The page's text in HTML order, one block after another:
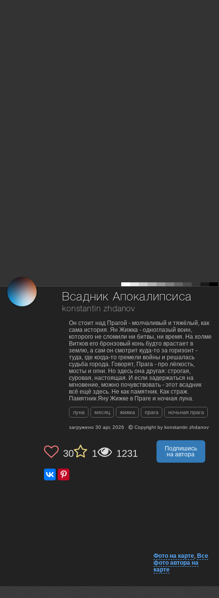
Всадник Апокалипсиса
konstantin zhdanov
Он стоит над Прагой - молчаливый и тяжёлый, как
сама история. Ян Жижка - одноглазый воин,
которого не сломили ни битвы, ни время. На холме
Витков его бронзовый конь будто врастает в
землю, а сам он смотрит куда-то за горизонт -
туда, где когда-то гремели войны и решалась
судьба города. Говорят, Прага - про лёгкость,
мосты и огни. Но здесь она другая: строгая,
суровая, настоящая. И если задержаться на
мгновение, можно почувствовать - этот всадник
всё ещё здесь. Не как памятник. Как страж.
Памятник Яну Жижке в Праге и ночная луна.
луна месяц жижка прага ночьная прага
загружено 30 apr, 2026 Copyright by konstantin zhdanov
30 1 1231
Подпишись
на автора
Фото на карте, Все
фото автора на
карте